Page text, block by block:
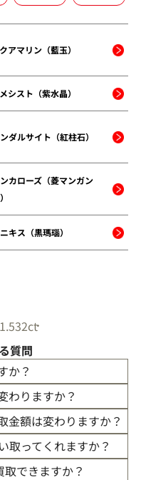
アマリン（藍玉）
シスト（紫水晶）
ダルサイト（紅柱石）
カローズ（菱マンガン
キス（黒瑪瑙）
質問
か？
わりますか？
金額は変わりますか？
取ってくれますか？
できますか？